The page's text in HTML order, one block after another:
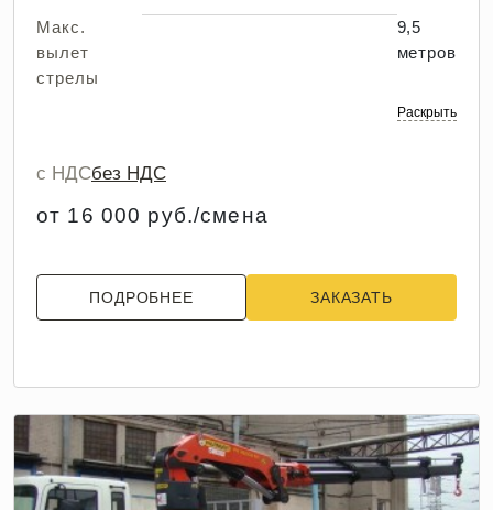
Макс.
вылет
стрелы
9,5
метров
Раскрыть
с НДСбез НДС
от 16 000 руб./смена
ПОДРОБНЕЕ ЗАКАЗАТЬ